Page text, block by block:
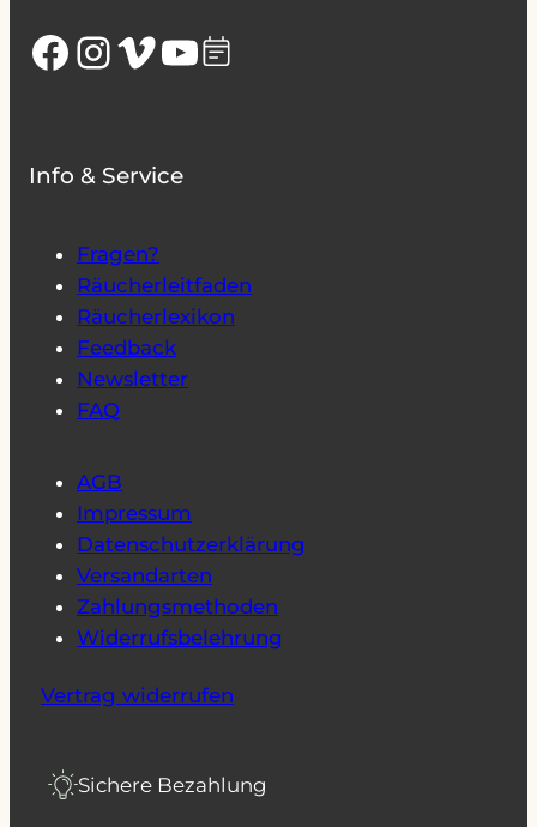
Info & Service
Fragen?
Räucherleitfaden
Räucherlexikon
Feedback
Newsletter
FAQ
AGB
Impressum
Datenschutzerklärung
Versandarten
Zahlungsmethoden
Widerrufsbelehrung
Vertrag widerrufen
Facebook
Instagram
Vimeo
YouTube
Sichere Bezahlung